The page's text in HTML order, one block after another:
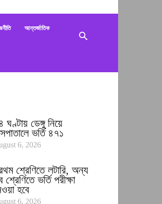
আন্তর্জাতিক
ঘণ্টায় ডেঙ্গু নিয়ে
ভর্তি ৪৭১
6, 2026
শ্রেণিতে লটারি, অন্য
শ্রেণিতে ভর্তি পরীক্ষা
হবে
6, 2026